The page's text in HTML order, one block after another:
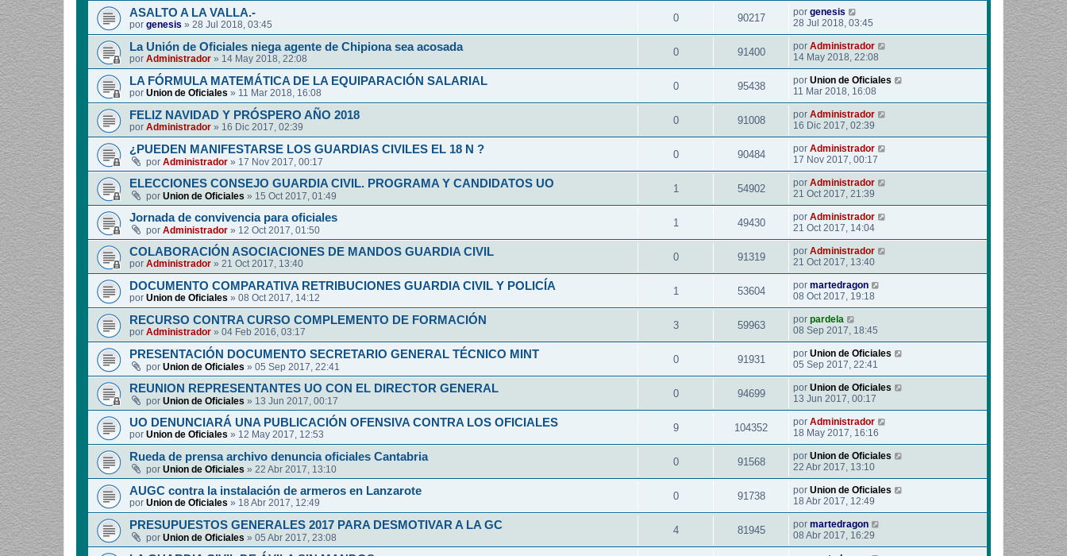
ASALTO A LA VALLA.-
por genesis » 28 Jul 2018, 03:45
0 90217 por genesis
28 Jul 2018, 03:45
La Unión de Oficiales niega agente de Chipiona sea acosada
por Administrador » 14 May 2018, 22:08
0 91400 por Administrador
14 May 2018, 22:08
LA FÓRMULA MATEMÁTICA DE LA EQUIPARACIÓN SALARIAL
por Union de Oficiales » 11 Mar 2018, 16:08
0 95438 por Union de Oficiales
11 Mar 2018, 16:08
FELIZ NAVIDAD Y PRÓSPERO AÑO 2018
por Administrador » 16 Dic 2017, 02:39
0 91008 por Administrador
16 Dic 2017, 02:39
¿PUEDEN MANIFESTARSE LOS GUARDIAS CIVILES EL 18 N ?
por Administrador » 17 Nov 2017, 00:17
0 90484 por Administrador
17 Nov 2017, 00:17
ELECCIONES CONSEJO GUARDIA CIVIL. PROGRAMA Y CANDIDATOS UO
por Union de Oficiales » 15 Oct 2017, 01:49
1 54902 por Administrador
21 Oct 2017, 21:39
Jornada de convivencia para oficiales
por Administrador » 12 Oct 2017, 01:50
1 49430 por Administrador
21 Oct 2017, 14:04
COLABORACIÓN ASOCIACIONES DE MANDOS GUARDIA CIVIL
por Administrador » 21 Oct 2017, 13:40
0 91319 por Administrador
21 Oct 2017, 13:40
DOCUMENTO COMPARATIVA RETRIBUCIONES GUARDIA CIVIL Y POLICÍA
por Union de Oficiales » 08 Oct 2017, 14:12
1 53604 por martedragon
08 Oct 2017, 19:18
RECURSO CONTRA CURSO COMPLEMENTO DE FORMACIÓN
por Administrador » 04 Feb 2016, 03:17
3 59963 por pardela
08 Sep 2017, 18:45
PRESENTACIÓN DOCUMENTO SECRETARIO GENERAL TÉCNICO MINT
por Union de Oficiales » 05 Sep 2017, 22:41
0 91931 por Union de Oficiales
05 Sep 2017, 22:41
REUNION REPRESENTANTES UO CON EL DIRECTOR GENERAL
por Union de Oficiales » 13 Jun 2017, 00:17
0 94699 por Union de Oficiales
13 Jun 2017, 00:17
UO DENUNCIARÁ UNA PUBLICACIÓN OFENSIVA CONTRA LOS OFICIALES
por Union de Oficiales » 12 May 2017, 12:53
9 104352 por Administrador
18 May 2017, 16:16
Rueda de prensa archivo denuncia oficiales Cantabria
por Union de Oficiales » 22 Abr 2017, 13:10
0 91568 por Union de Oficiales
22 Abr 2017, 13:10
AUGC contra la instalación de armeros en Lanzarote
por Union de Oficiales » 18 Abr 2017, 12:49
0 91738 por Union de Oficiales
18 Abr 2017, 12:49
PRESUPUESTOS GENERALES 2017 PARA DESMOTIVAR A LA GC
por Union de Oficiales » 05 Abr 2017, 23:08
4 81945 por martedragon
08 Abr 2017, 16:29